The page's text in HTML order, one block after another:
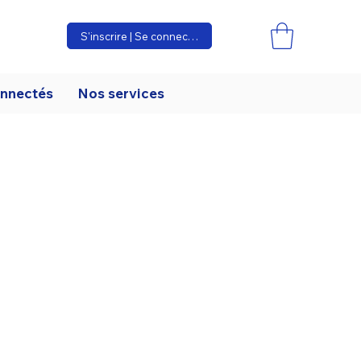
S'inscrire | Se connecter
Nos services